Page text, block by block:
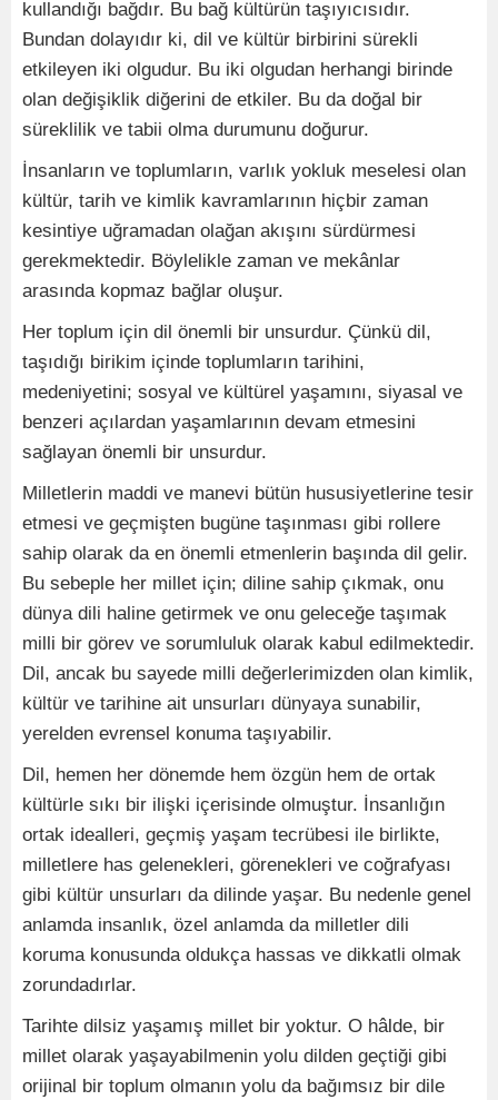
kullandığı bağdır. Bu bağ kültürün taşıyıcısıdır.
Bundan dolayıdır ki, dil ve kültür birbirini sürekli
etkileyen iki olgudur. Bu iki olgudan herhangi birinde
olan değişiklik diğerini de etkiler. Bu da doğal bir
süreklilik ve tabii olma durumunu doğurur.
İnsanların ve toplumların, varlık yokluk meselesi olan
kültür, tarih ve kimlik kavramlarının hiçbir zaman
kesintiye uğramadan olağan akışını sürdürmesi
gerekmektedir. Böylelikle zaman ve mekânlar
arasında kopmaz bağlar oluşur.
Her toplum için dil önemli bir unsurdur. Çünkü dil,
taşıdığı birikim içinde toplumların tarihini,
medeniyetini; sosyal ve kültürel yaşamını, siyasal ve
benzeri açılardan yaşamlarının devam etmesini
sağlayan önemli bir unsurdur.
Milletlerin maddi ve manevi bütün hususiyetlerine tesir
etmesi ve geçmişten bugüne taşınması gibi rollere
sahip olarak da en önemli etmenlerin başında dil gelir.
Bu sebeple her millet için; diline sahip çıkmak, onu
dünya dili haline getirmek ve onu geleceğe taşımak
milli bir görev ve sorumluluk olarak kabul edilmektedir.
Dil, ancak bu sayede milli değerlerimizden olan kimlik,
kültür ve tarihine ait unsurları dünyaya sunabilir,
yerelden evrensel konuma taşıyabilir.
Dil, hemen her dönemde hem özgün hem de ortak
kültürle sıkı bir ilişki içerisinde olmuştur. İnsanlığın
ortak idealleri, geçmiş yaşam tecrübesi ile birlikte,
milletlere has gelenekleri, görenekleri ve coğrafyası
gibi kültür unsurları da dilinde yaşar. Bu nedenle genel
anlamda insanlık, özel anlamda da milletler dili
koruma konusunda oldukça hassas ve dikkatli olmak
zorundadırlar.
Tarihte dilsiz yaşamış millet bir yoktur. O hâlde, bir
millet olarak yaşayabilmenin yolu dilden geçtiği gibi
orijinal bir toplum olmanın yolu da bağımsız bir dile